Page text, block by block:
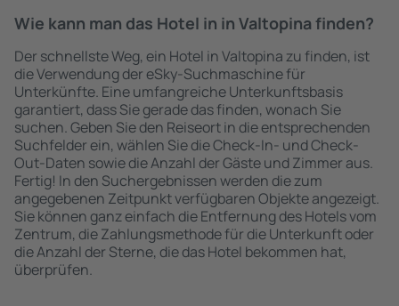
Wie kann man das Hotel in in Valtopina finden?
Der schnellste Weg, ein Hotel in Valtopina zu finden, ist
die Verwendung der eSky-Suchmaschine für
Unterkünfte. Eine umfangreiche Unterkunftsbasis
garantiert, dass Sie gerade das finden, wonach Sie
suchen. Geben Sie den Reiseort in die entsprechenden
Suchfelder ein, wählen Sie die Check-In- und Check-
Out-Daten sowie die Anzahl der Gäste und Zimmer aus.
Fertig! In den Suchergebnissen werden die zum
angegebenen Zeitpunkt verfügbaren Objekte angezeigt.
Sie können ganz einfach die Entfernung des Hotels vom
Zentrum, die Zahlungsmethode für die Unterkunft oder
die Anzahl der Sterne, die das Hotel bekommen hat,
überprüfen.